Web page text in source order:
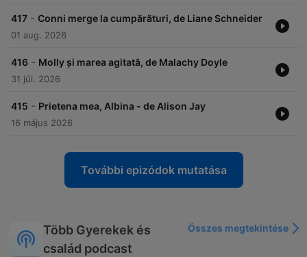
417 - Conni merge la cumpărături, de Liane Schneider
01 aug. 2026
416 - Molly și marea agitată, de Malachy Doyle
31 júl. 2026
415 - Prietena mea, Albina - de Alison Jay
16 május 2026
További epizódok mutatása
Több Gyerekek és
család podcast
Összes megtekintése